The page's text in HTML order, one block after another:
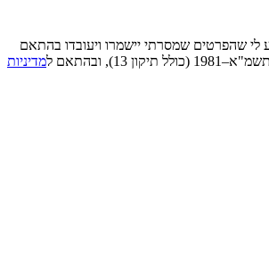
לי שהפרטים שמסרתי יישמרו ויעובדו בהתאם
13), ובהתאם ל
מדיניות